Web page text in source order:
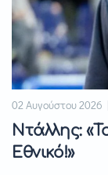
02 Αυγούστου 2026
Ντάλλης:
Εθνικό!»